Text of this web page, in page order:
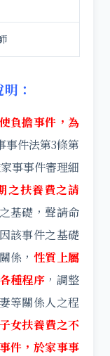
：
負擔事件，為
事件法第3條第
事事件審理細
之扶養費之請
基礎，聲請命
該事件之基礎
係， 性質上屬
種程序 ，調整
等關係人之程
女扶養費之不
件，於家事事